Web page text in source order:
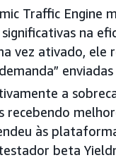
Traffic Engine
na
vez ativado, ele
a
recebendo
às
beta